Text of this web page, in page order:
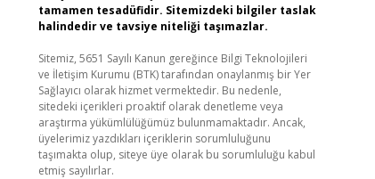
tamamen tesadüfidir. Sitemizdeki bilgiler taslak
halindedir ve tavsiye niteliği taşımazlar.
Sitemiz, 5651 Sayılı Kanun gereğince Bilgi Teknolojileri
ve İletişim Kurumu (BTK) tarafından onaylanmış bir Yer
Sağlayıcı olarak hizmet vermektedir. Bu nedenle,
sitedeki içerikleri proaktif olarak denetleme veya
araştırma yükümlülüğümüz bulunmamaktadır. Ancak,
üyelerimiz yazdıkları içeriklerin sorumluluğunu
taşımakta olup, siteye üye olarak bu sorumluluğu kabul
etmiş sayılırlar.